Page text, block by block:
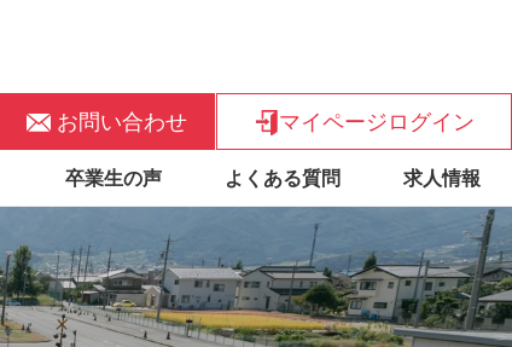
お問い合わせ マイページログイン
卒業生の声 よくある質問 求人情報